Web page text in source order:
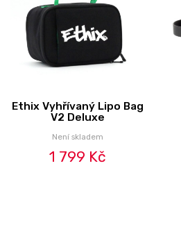
Ethix Vyhřívaný Lipo Bag
V2 Deluxe
Není skladem
1 799 Kč